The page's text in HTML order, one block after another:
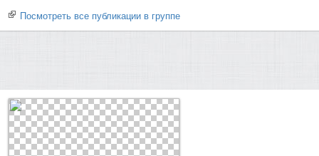
Посмотреть все публикации в группе